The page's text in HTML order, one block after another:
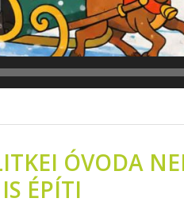
ÓVODA
ÉPÍTI